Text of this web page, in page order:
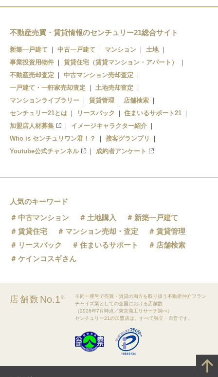
不動産売買・賃貸情報のセンチュリー21総合サイト
新築一戸建て 中古一戸建て マンション
土地
事業投資用物件
賃貸住宅（賃貸マンション・アパート）
不動産売却査定
中古マンション売却査定
一戸建て・一軒家売却査定
土地売却査定
マンションライブラリー
賃貸管理
店舗検索
センチュリー21とは
リースバック
住まいるサポート21
加盟店人材募集
イメージキャラクター紹介
Who is センチュリワン君！？
接客グランプリ
Youtube公式チャンネル
成約者アンケート
人気のキーワード
中古マンション
土地購入
新築一戸建て
賃貸住宅
マンション売却・査定
賃貸管理
リースバック
住まいるサポート
店舗検索
ケインコスギさん
店舗数 No.1※
※同一屋号で売買・賃貸の両方を取り扱う不動産仲介フラン
チャイズ業としての全国における店舗数
（2026年7月時点／東京商工リサーチ調べ）
センチュリー21の加盟店は、すべて独立・自営です。